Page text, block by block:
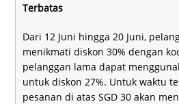
Terbatas
Dari 12 Juni hingga 20 Juni,
menikmati diskon 30% dengan
pelanggan lama dapat
untuk diskon 27%. Untuk waktu
pesanan di atas SGD 30 akan